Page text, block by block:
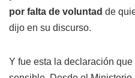
por falta de voluntad de
dijo en su discurso.
Y fue esta la declaración